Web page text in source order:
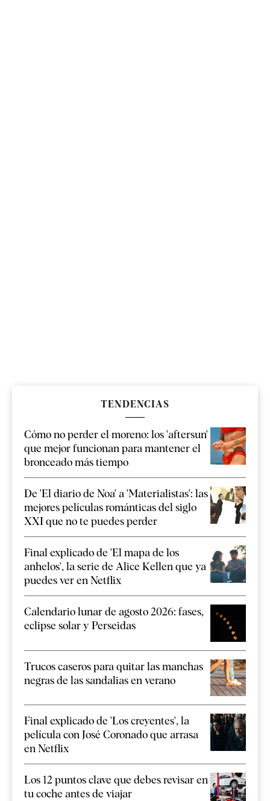
TENDENCIAS
Cómo no perder el moreno: los 'aftersun'
que mejor funcionan para mantener el
bronceado más tiempo
De 'El diario de Noa' a 'Materialistas': las
mejores películas románticas del siglo
XXI que no te puedes perder
Final explicado de 'El mapa de los
anhelos', la serie de Alice Kellen que ya
puedes ver en Netflix
Calendario lunar de agosto 2026: fases,
eclipse solar y Perseidas
Trucos caseros para quitar las manchas
negras de las sandalias en verano
Final explicado de 'Los creyentes', la
película con José Coronado que arrasa
en Netflix
Los 12 puntos clave que debes revisar en
tu coche antes de viajar